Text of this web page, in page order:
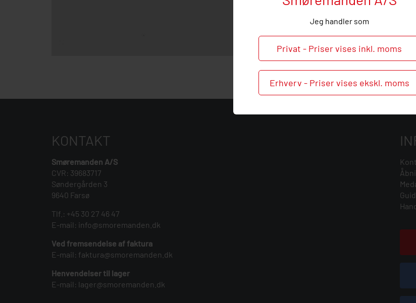
Jeg handler som
Privat - Priser vises inkl. moms
Erhverv - Priser vises ekskl. moms
KONTAKT
Smøremanden A/S
CVR: 39683717
Søndergården 3
9640 Farsø
Tlf.: +45 30 27 46 47
E-mail: info@smoremanden.dk
Ved fremsendelse af faktura
E-mail: faktura@smoremanden.dk
Henvendelser til lager
E-mail: lager@smoremanden.dk